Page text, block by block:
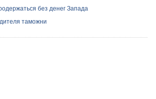
без денег Запада
таможни